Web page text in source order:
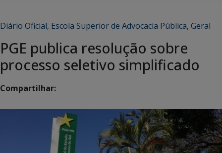
Diário Oficial, Escola Superior de Advocacia Pública, Geral
PGE publica resolução sobre
processo seletivo simplificado
Compartilhar: